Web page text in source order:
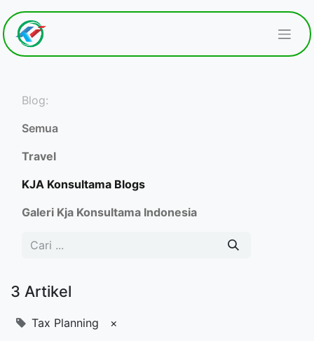
Blog:
Semua
Travel
KJA Konsultama Blogs
Galeri Kja Konsultama Indonesia
3 Artikel
Tax Planning ×